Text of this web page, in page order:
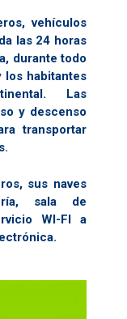
vehículos
las 24 horas
durante todo
los habitantes
Las
y descenso
transportar
sus naves
sala de
WI-FI a